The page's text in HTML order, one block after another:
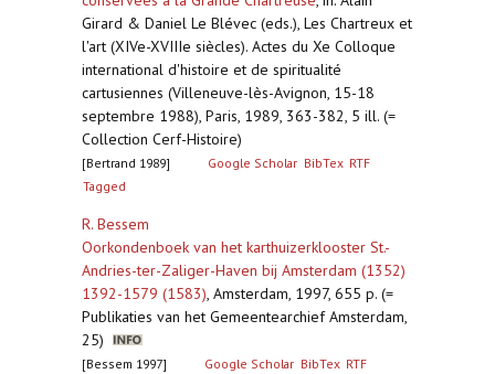
Girard & Daniel Le Blévec (eds.), Les Chartreux et
l'art (XIVe-XVIIIe siècles). Actes du Xe Colloque
international d'histoire et de spiritualité
cartusiennes (Villeneuve-lès-Avignon, 15-18
septembre 1988), Paris, 1989, 363-382, 5 ill. (=
Collection Cerf-Histoire)
[Bertrand 1989] Google Scholar BibTex RTF
Tagged
R. Bessem
Oorkondenboek van het karthuizerklooster St.-
Andries-ter-Zaliger-Haven bij Amsterdam (1352)
1392-1579 (1583), Amsterdam, 1997, 655 p. (=
Publikaties van het Gemeentearchief Amsterdam,
25)
[Bessem 1997] Google Scholar BibTex RTF